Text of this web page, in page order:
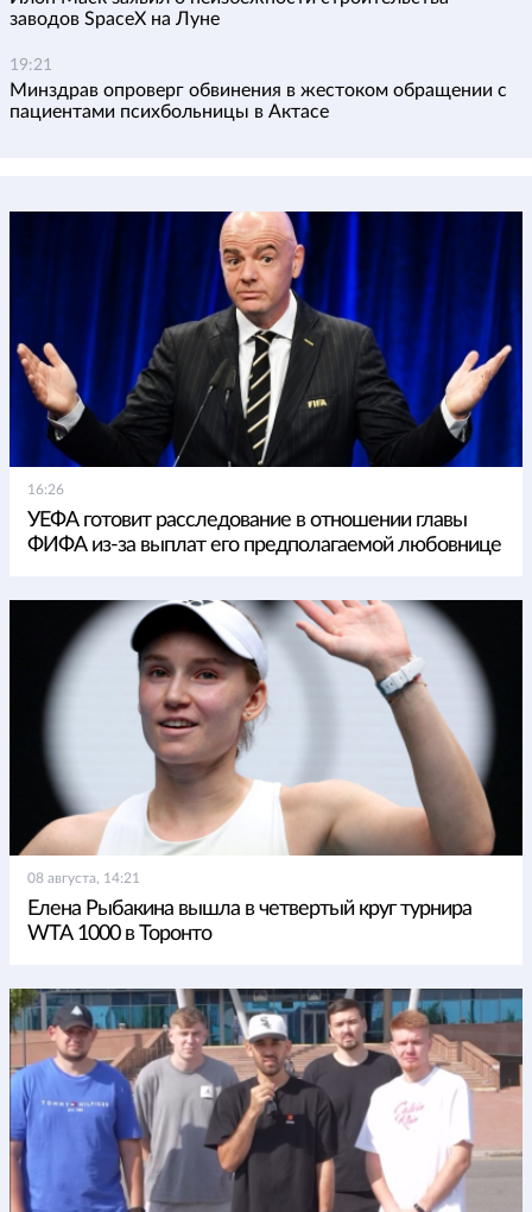
заводов SpaceX на Луне
19:21
Минздрав опроверг обвинения в жестоком обращении с
пациентами психбольницы в Актасе
16:26
УЕФА готовит расследование в отношении главы
ФИФА из-за выплат его предполагаемой любовнице
08 августа, 14:21
Елена Рыбакина вышла в четвертый круг турнира
WTA 1000 в Торонто